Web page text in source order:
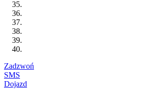
Zadzwoń
SMS
Dojazd